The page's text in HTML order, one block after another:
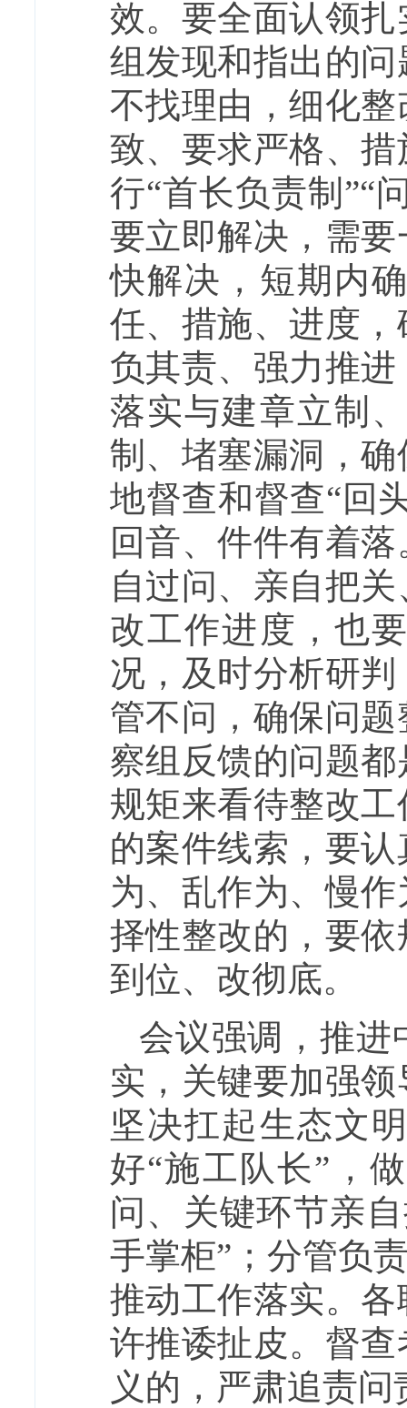
效。要全面认领
组发现和指出的
不找理由，细化
致、要求严格、
行“首长负责制”“
要立即解决，需
快解决，短期内
任、措施、进度
负其责、强力推
落实与建章立制
制、堵塞漏洞，
地督查和督查“回
回音、件件有着
自过问、亲自把
改工作进度，也
况，及时分析研
管不问，确保问
察组反馈的问题
规矩来看待整改
的案件线索，要
为、乱作为、慢
择性整改的，要
到位、改彻底。
会议强调，推进
实，关键要加强
坚决扛起生态文
好“施工队长”，
问、关键环节亲
手掌柜”；分管负
推动工作落实。
许推诿扯皮。督
义的，严肃追责问